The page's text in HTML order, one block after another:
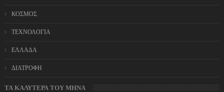
ΚΟΣΜΟΣ
ΤΕΧΝΟΛΟΓΙΑ
ΕΛΛΑΔΑ
ΔΙΑΤΡΟΦΗ
ΤΑ ΚΑΛΥΤΕΡΑ ΤΟΥ ΜΗΝΑ